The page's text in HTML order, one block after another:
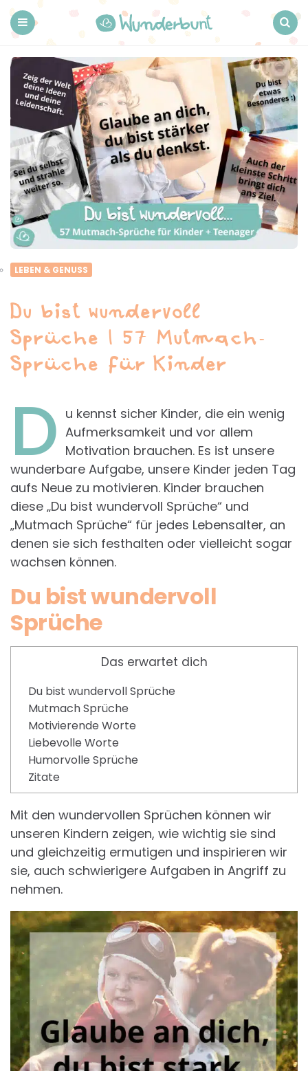
LEBEN & GENUSS
Du bist wundervoll
Sprüche | 57 Mutmach-
Sprüche für Kinder
D u kennst sicher Kinder, die ein wenig
Aufmerksamkeit und vor allem
Motivation brauchen. Es ist unsere
wunderbare Aufgabe, unsere Kinder jeden Tag
aufs Neue zu motivieren. Kinder brauchen
diese „Du bist wundervoll Sprüche“ und
„Mutmach Sprüche“ für jedes Lebensalter, an
denen sie sich festhalten oder vielleicht sogar
wachsen können.
Du bist wundervoll
Sprüche
Das erwartet dich
Du bist wundervoll Sprüche
Mutmach Sprüche
Motivierende Worte
Liebevolle Worte
Humorvolle Sprüche
Zitate
Mit den wundervollen Sprüchen können wir
unseren Kindern zeigen, wie wichtig sie sind
und gleichzeitig ermutigen und inspirieren wir
sie, auch schwierigere Aufgaben in Angriff zu
nehmen.